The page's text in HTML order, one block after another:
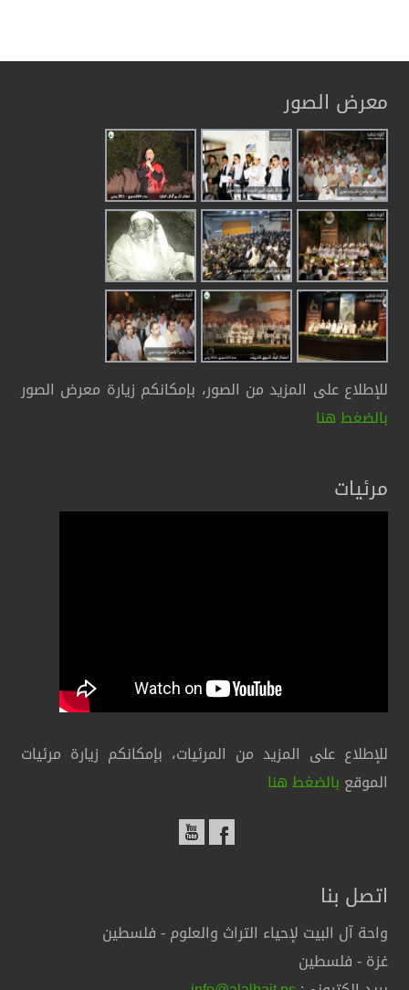
معرض الصور
للإطلاع على المزيد من الصور، بإمكانكم زيارة معرض الصور
بالضغط هنا
مرئيات
للإطلاع على المزيد من المرئيات، بإمكانكم زيارة مرئيات
الموقع بالضغط هنا
اتصل بنا
واحة آل البيت لإحياء التراث والعلوم - فلسطين
غزة - فلسطين